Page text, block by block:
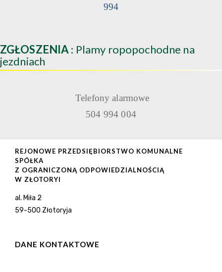
994
ZGŁOSZENIA : Plamy ropopochodne na
jezdniach
Telefony alarmowe
504 994 004
REJONOWE PRZEDSIĘBIORSTWO KOMUNALNE
SPÓŁKA
Z OGRANICZONĄ ODPOWIEDZIALNOŚCIĄ
W ZŁOTORYI
al. Miła 2
59-500 Złotoryja
DANE KONTAKTOWE